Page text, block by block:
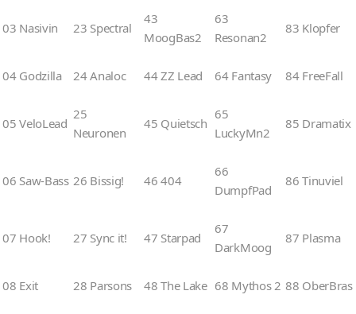
03 Nasivin 23 Spectral
43
MoogBas2
63
Resonan2
83 Klopfer
04 Godzilla 24 Analoc 44 ZZ Lead 64 Fantasy 84 FreeFall
05 VeloLead
25
Neuronen
45 Quietsch
65
LuckyMn2
85 Dramatix
06 Saw-Bass 26 Bissig! 46 404
66
DumpfPad
86 Tinuviel
07 Hook! 27 Sync it! 47 Starpad
67
DarkMoog
87 Plasma
08 Exit 28 Parsons 48 The Lake 68 Mythos 2 88 OberBras